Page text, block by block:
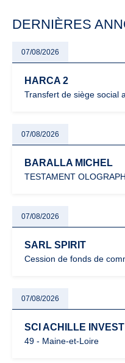
DERNIÈRES
07/08/2026
HARCA 2
Transfert de siège social
07/08/2026
BARALLA MICHEL
TESTAMENT
07/08/2026
SARL SPIRIT
Cession de fonds de
07/08/2026
SCI ACHILLE INVEST
49 - Maine-et-Loire